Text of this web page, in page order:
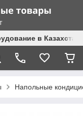
в
Напольные